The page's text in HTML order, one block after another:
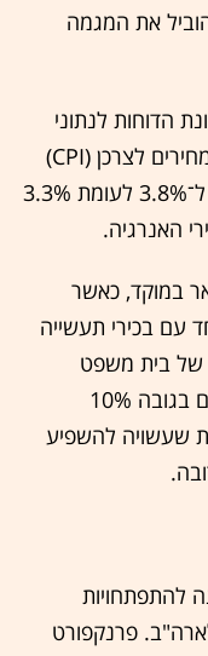
את המגמה
הדוחות לנתוני
המאקרו, ובראשם האינפלציה. מדד המחירים לצרכן (CPI)
לחודש אפריל צפוי להצביע על האצה ל־3.8% לעומת 3.3%
האנרגיה.
במוקד, כאשר
עם בכירי תעשייה
של בית משפט
בינלאומי שביטלה את המכסים הגורפים בגובה 10%
שעשויה להשפיע
להתפתחויות
פרנקפורט